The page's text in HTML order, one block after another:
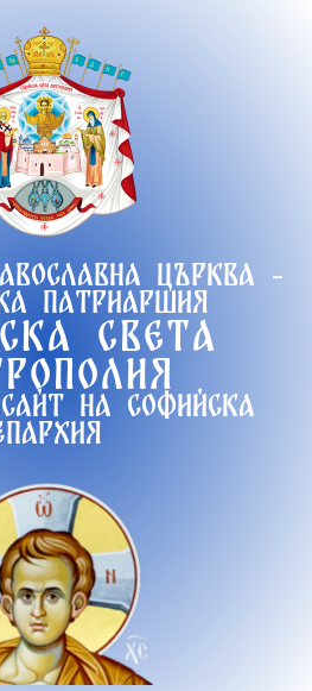
църква -
патриаршия
света
на софийска